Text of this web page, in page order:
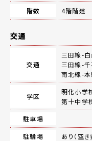
階数
4階階建
交通
交通
三田線-
三田線-
南北線-
学区
明化小学
第十中学
駐車場
駐輪場
あり（空き